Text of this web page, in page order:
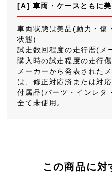
[A] 車両・ケースともに
車両状態は美品(動力・傷
状態)
試走数回程度の走行暦(メ
購入時の試走程度の走行
メーカーから発表された
は、修正対応済または対
付属品(パーツ・インレタ
全て未使用。
この商品に対